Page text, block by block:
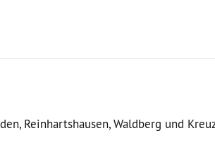
Reinhartshausen, Waldberg und